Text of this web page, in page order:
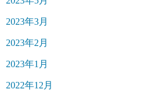
2023年3月
2023年2月
2023年1月
2022年12月